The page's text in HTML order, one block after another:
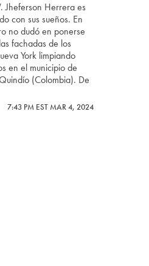
Jheferson Herrera es
con sus sueños. En
no dudó en ponerse
fachadas de los
York limpiando
en el municipio de
(Colombia). De
7:43 PM EST MAR 4, 2024